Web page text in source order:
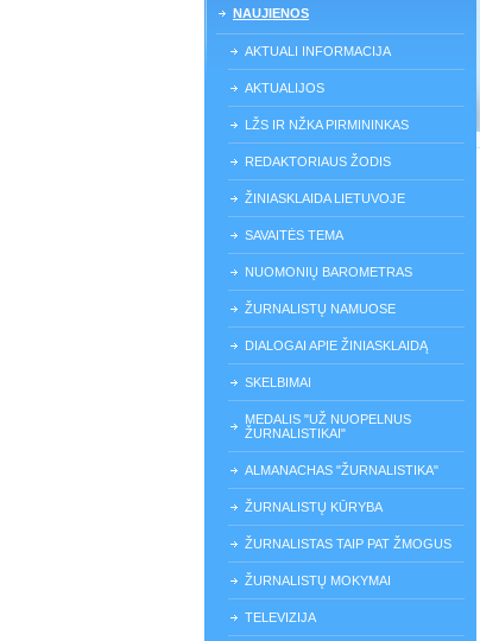
NAUJIENOS
AKTUALI INFORMACIJA
AKTUALIJOS
LŽS IR NŽKA PIRMININKAS
REDAKTORIAUS ŽODIS
ŽINIASKLAIDA LIETUVOJE
SAVAITĖS TEMA
NUOMONIŲ BAROMETRAS
ŽURNALISTŲ NAMUOSE
DIALOGAI APIE ŽINIASKLAIDĄ
SKELBIMAI
MEDALIS "UŽ NUOPELNUS
ŽURNALISTIKAI"
ALMANACHAS "ŽURNALISTIKA"
ŽURNALISTŲ KŪRYBA
ŽURNALISTAS TAIP PAT ŽMOGUS
ŽURNALISTŲ MOKYMAI
TELEVIZIJA